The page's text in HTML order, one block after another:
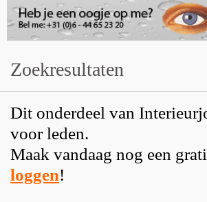
Zoekresultaten
Dit onderdeel van
voor leden.
Maak vandaag nog een
loggen!